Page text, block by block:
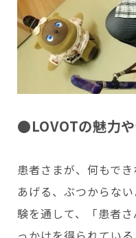
●LOVOTの魅力や
患者さまが、何もで
あげる、ぶつからな
験を通して、「患者